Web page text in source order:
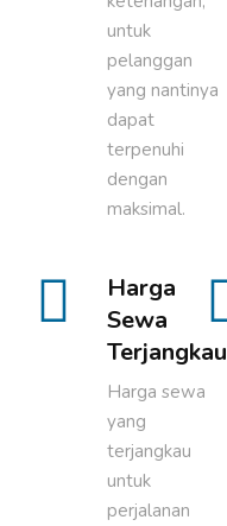
untuk
pelanggan
yang nantinya
dapat
terpenuhi
dengan
maksimal.
Harga
Sewa
Terjangkau
Harga sewa
yang
terjangkau
untuk
perjalanan